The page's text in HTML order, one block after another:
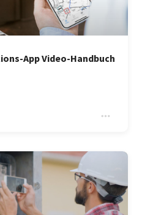
App Video-Handbuch